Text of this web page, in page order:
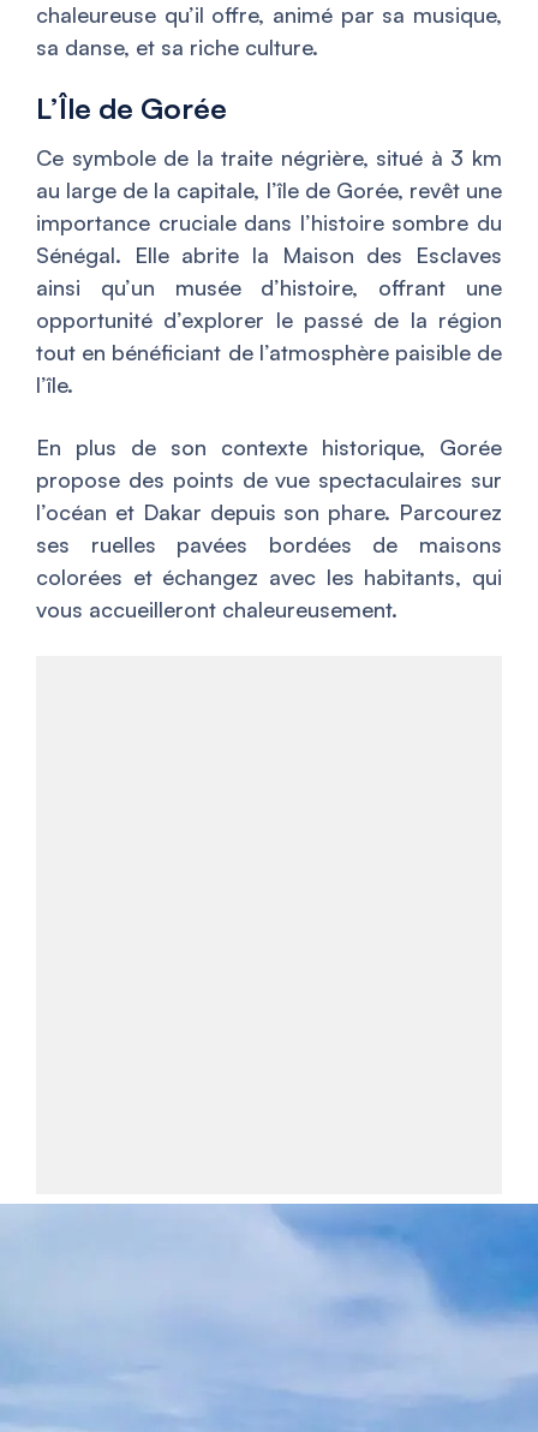
chaleureuse qu’il offre, animé par sa musique,
sa danse, et sa riche culture.
L’Île de Gorée
Ce symbole de la traite négrière, situé à 3 km
au large de la capitale, l’île de Gorée, revêt une
importance cruciale dans l’histoire sombre du
Sénégal. Elle abrite la Maison des Esclaves
ainsi qu’un musée d’histoire, offrant une
opportunité d’explorer le passé de la région
tout en bénéficiant de l’atmosphère paisible de
l’île.
En plus de son contexte historique, Gorée
propose des points de vue spectaculaires sur
l’océan et Dakar depuis son phare. Parcourez
ses ruelles pavées bordées de maisons
colorées et échangez avec les habitants, qui
vous accueilleront chaleureusement.